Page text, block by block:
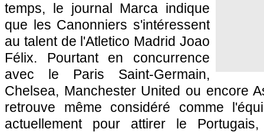
temps, le journal Marca indique
que les Canonniers s'intéressent
au talent de l'Atletico Madrid Joao
Félix. Pourtant en concurrence
avec le Paris Saint-Germain,
Chelsea, Manchester United ou encore
retrouve même considéré comme
actuellement pour attirer le